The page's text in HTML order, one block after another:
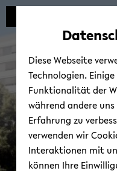
Diese Webseite
Technologien.
Funktionalität der
während andere
Erfahrung zu
verwenden wir
Interaktionen mit
können Ihre